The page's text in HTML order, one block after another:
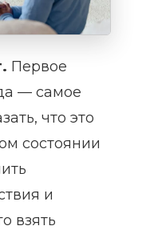
Первое
— самое
что это
состоянии
и
взять